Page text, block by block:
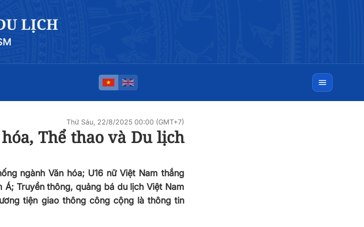
Thứ Sáu, 22/8/2025 00:00 (GMT+7)
Thể thao và Du lịch
ngành Văn hóa; U16 nữ Việt Nam thắng
Truyền thông, quảng bá du lịch Việt Nam
tiện giao thông công cộng là thông tin